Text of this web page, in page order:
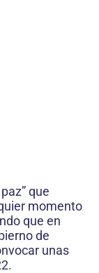
que
momento
que en
de
unas